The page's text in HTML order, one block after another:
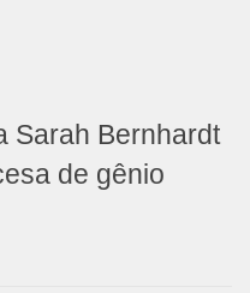
Bernhardt
de gênio